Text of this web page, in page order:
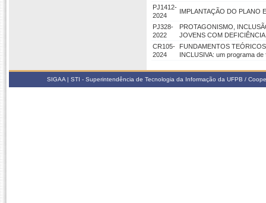
PJ1412-
2024
IMPLANTAÇÃO DO PLANO
PJ328-
2022
PROTAGONISMO,
JOVENS COM DEFICIÊNCIA
CR105-
2024
FUNDAMENTOS
INCLUSIVA: um programa
SIGAA | STI - Superintendência de Tecnologia da Informação da UFPB /